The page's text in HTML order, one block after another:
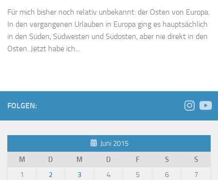
Für mich bisher noch relativ unbekannt: der Osten von Europa.
In den vergangenen Urlauben in Europa ging es hauptsächlich
in den Süden, Südwesten und Südosten, aber nie direkt in den
Osten. Jetzt habe ich...
FOLGEN:
Juni 2015
M
D M D F S
S
1
2 3 4 5 6
7